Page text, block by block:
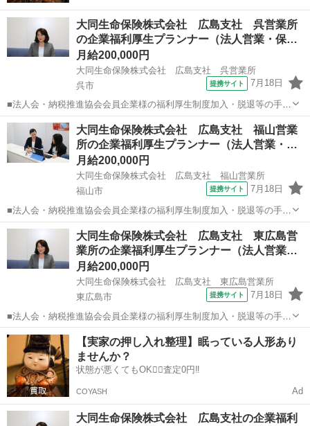
大同生命保険株式会社 広島支社 呉営業所
の企業福利厚生プランナー（法人営業・保…
月給200,000円
大同生命保険株式会社 広島支社 呉営業所
呉市
提携サイト 7月18日
■法人会・納税推進協会会員企業様の福利厚生制度加入・脱退等の手続
きなどをお任せします。 家庭訪問ではなく、会員である法人企業様へ
と出向き、当社のお薦めするプランのご案内などがメイン。個人宅訪
問や知人・友人への保険勧誘は一切あ...
広島 呉市 代理店営業
大同生命保険株式会社 広島支社 福山営業
所の企業福利厚生プランナー（法人営業・…
月給200,000円
大同生命保険株式会社 広島支社 福山営業所
福山市
提携サイト 7月18日
■法人会・納税推進協会会員企業様の福利厚生制度加入・脱退等の手続
きなどをお任せします。 家庭訪問ではなく、会員である法人企業様へ
と出向き、当社のお薦めするプランのご案内などがメイン。個人宅訪
問や知人・友人への保険勧誘は一切あ...
広島 福山市 代理店営業
大同生命保険株式会社 広島支社 東広島営
業所の企業福利厚生プランナー（法人営業…
月給200,000円
大同生命保険株式会社 広島支社 東広島営業所
東広島市
提携サイト 7月18日
■法人会・納税推進協会会員企業様の福利厚生制度加入・脱退等の手続
きなどをお任せします。 家庭訪問ではなく、会員である法人企業様へ
と出向き、当社のお薦めするプランのご案内などがメイン。個人宅訪
問や知人・友人への保険勧誘は一切あ...
広島 東広島市 代理店営業
【実家の押し入れ整理】眠っている人形あり
ませんか？
状態が悪くてもOK🙆‍♀️査定0円‼️
COYASH Ad
大同生命保険株式会社 広島支社の企業福利